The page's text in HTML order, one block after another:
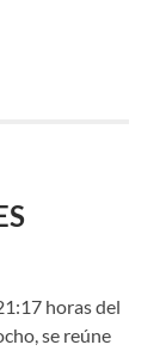
horas del
se reúne